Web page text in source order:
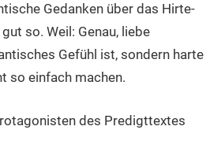
Gedanken über das Hirte-
so. Weil: Genau, liebe
Gefühl ist, sondern harte
so einfach machen.
des Predigttextes